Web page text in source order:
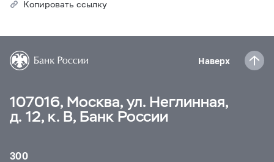
Копировать ссылку
Наверх
107016, Москва, ул. Неглинная,
д. 12, к. В, Банк России
300